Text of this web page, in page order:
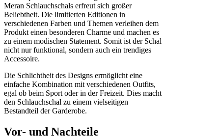
Meran Schlauchschals erfreut sich großer
Beliebtheit. Die limitierten Editionen in
verschiedenen Farben und Themen verleihen dem
Produkt einen besonderen Charme und machen es
zu einem modischen Statement. Somit ist der Schal
nicht nur funktional, sondern auch ein trendiges
Accessoire.
Die Schlichtheit des Designs ermöglicht eine
einfache Kombination mit verschiedenen Outfits,
egal ob beim Sport oder in der Freizeit. Dies macht
den Schlauchschal zu einem vielseitigen
Bestandteil der Garderobe.
Vor- und Nachteile